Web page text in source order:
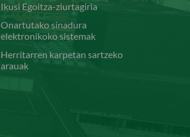
Ikusi Egoitza-ziurtagiria
Onartutako sinadura
elektronikoko sistemak
Herritarren karpetan sartzeko
arauak